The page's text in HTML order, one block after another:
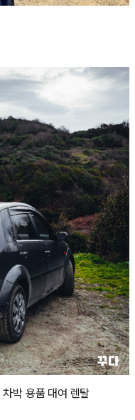
박 용품 대여 렌탈